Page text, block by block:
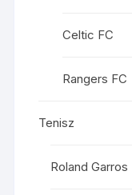
Celtic FC
Rangers FC
Tenisz
Roland Garros